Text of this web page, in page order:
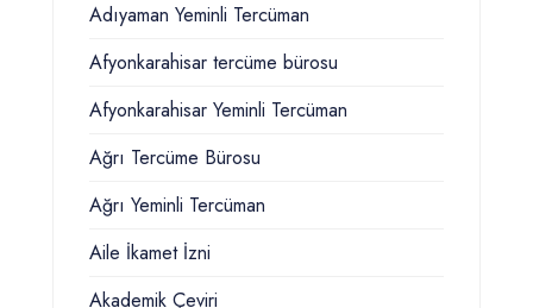
Adıyaman Yeminli Tercüman
Afyonkarahisar tercüme bürosu
Afyonkarahisar Yeminli Tercüman
Ağrı Tercüme Bürosu
Ağrı Yeminli Tercüman
Aile İkamet İzni
Akademik Çeviri